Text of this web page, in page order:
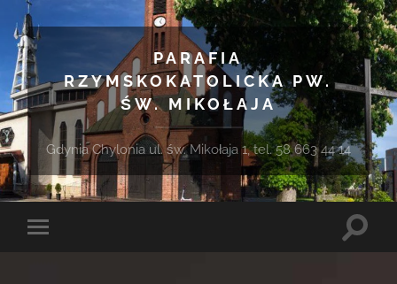
PARAFIA
RZYMSKOKATOLICKA PW.
ŚW. MIKOŁAJA
Gdynia Chylonia ul. św. Mikołaja 1, tel. 58 663 44 14
Toggle
Toggle